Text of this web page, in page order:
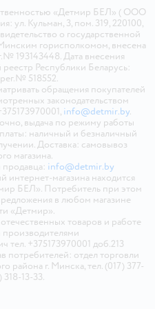
«Детмир БЕЛ» ( ООО
ул. Кульман, 3, пом. 319, 220100,
о государственной
горисполкомом, внесена
193143448. Дата внесения
Республики Беларусь:
518552.
обращения покупателей
законодательством
info@detmir.by.
выдача по режиму работы
наличный и безналичный
Доставка: самовывоз
магазина.
info@detmir.by
интернет-магазина находится
БЕЛ». Потребитель при этом
в любом магазине
«Детмир».
товаров и работе
+375173970001 доб.213
отдел торговли
района г. Минска, тел. (017) 377-
318-13-33.